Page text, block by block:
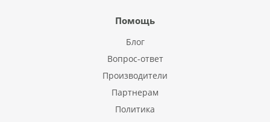
Помощь
Блог
Вопрос-ответ
Производители
Партнерам
Политика